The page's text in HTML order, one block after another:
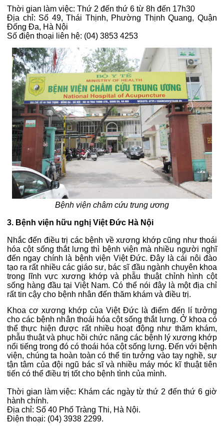
Thời gian làm việc: Thứ 2 đến thứ 6 từ 8h đến 17h30
Địa chỉ: Số 49, Thái Thịnh, Phường Thịnh Quang, Quận
Đống Đa, Hà Nội
Số điện thoại liên hệ: (04) 3853 4253
Bệnh viện châm cứu trung ương
3. Bệnh viện hữu nghị Việt Đức Hà Nội
Nhắc đến điều trị các bệnh về xương khớp cũng như thoái
hóa cột sống thắt lưng thì bệnh viện mà nhiều người nghĩ
đến ngay chính là bệnh viện Việt Đức. Đây là cái nôi đào
tạo ra rất nhiều các giáo sư, bác sĩ đầu ngành chuyên khoa
trong lĩnh vực xương khớp và phẫu thuật chỉnh hình cột
sống hàng đầu tại Việt Nam. Có thể nói đây là một địa chỉ
rất tin cậy cho bệnh nhân đến thăm khám và điều trị.
Khoa cơ xương khớp của Việt Đức là điểm đến lí tưởng
cho các bệnh nhân thoái hóa cột sống thắt lưng. Ở khoa có
thể thực hiện được rất nhiều hoạt động như thăm khám,
phẫu thuật và phục hồi chức năng các bệnh lý xương khớp
nổi tiếng trong đó có thoái hóa cột sống lưng. Đến với bệnh
viện, chúng ta hoàn toàn có thể tin tưởng vào tay nghề, sự
tận tâm của đội ngũ bác sĩ và nhiều máy móc kĩ thuật tiên
tiến có thể điều trị tốt cho bệnh tình của mình.
Thời gian làm việc: Khám các ngày từ thứ 2 đến thứ 6 giờ
hành chính.
Địa chỉ: Số 40 Phố Tràng Thi, Hà Nội.
Điện thoại: (04) 3938 2299.